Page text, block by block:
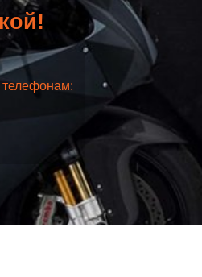
телефонам: